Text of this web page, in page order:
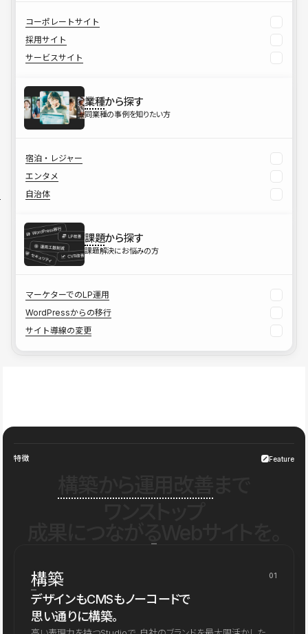
コーポレートサイト
採用サイト
サービスサイト
業種から探す
同業種の事例を知りたい方
宿泊・レジャー
エンタメ
自治体
課題から探す
課題解決にお悩みの方
マーケターでのLP運用
WordPressからの移行
サイト導線の変更
特徴 Feature
構築 01
デザインもCMSもノーコードで
思い通りに構築。